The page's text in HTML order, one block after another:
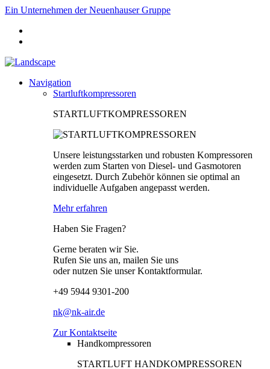
Ein Unternehmen der Neuenhauser Gruppe
Navigation
Startluftkompressoren
STARTLUFTKOMPRESSOREN
Unsere leistungsstarken und robusten Kompressoren
werden zum Starten von Diesel- und Gasmotoren
eingesetzt. Durch Zubehör können sie optimal an
individuelle Aufgaben angepasst werden.
Mehr erfahren
Haben Sie Fragen?
Gerne beraten wir Sie.
Rufen Sie uns an, mailen Sie uns
oder nutzen Sie unser Kontaktformular.
+49 5944 9301-200
nk@nk-air.de
Zur Kontaktseite
Handkompressoren
STARTLUFT HANDKOMPRESSOREN